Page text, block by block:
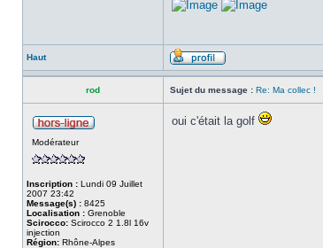
Haut
rod Sujet du message : Re: Ma collec !
Modérateur
Inscription : Lundi 09 Juillet
2007 23:42
Message(s) : 8425
Localisation : Grenoble
Scirocco: Scirocco 2 1.8l 16v
injection
Région: Rhône-Alpes
oui c'était la golf